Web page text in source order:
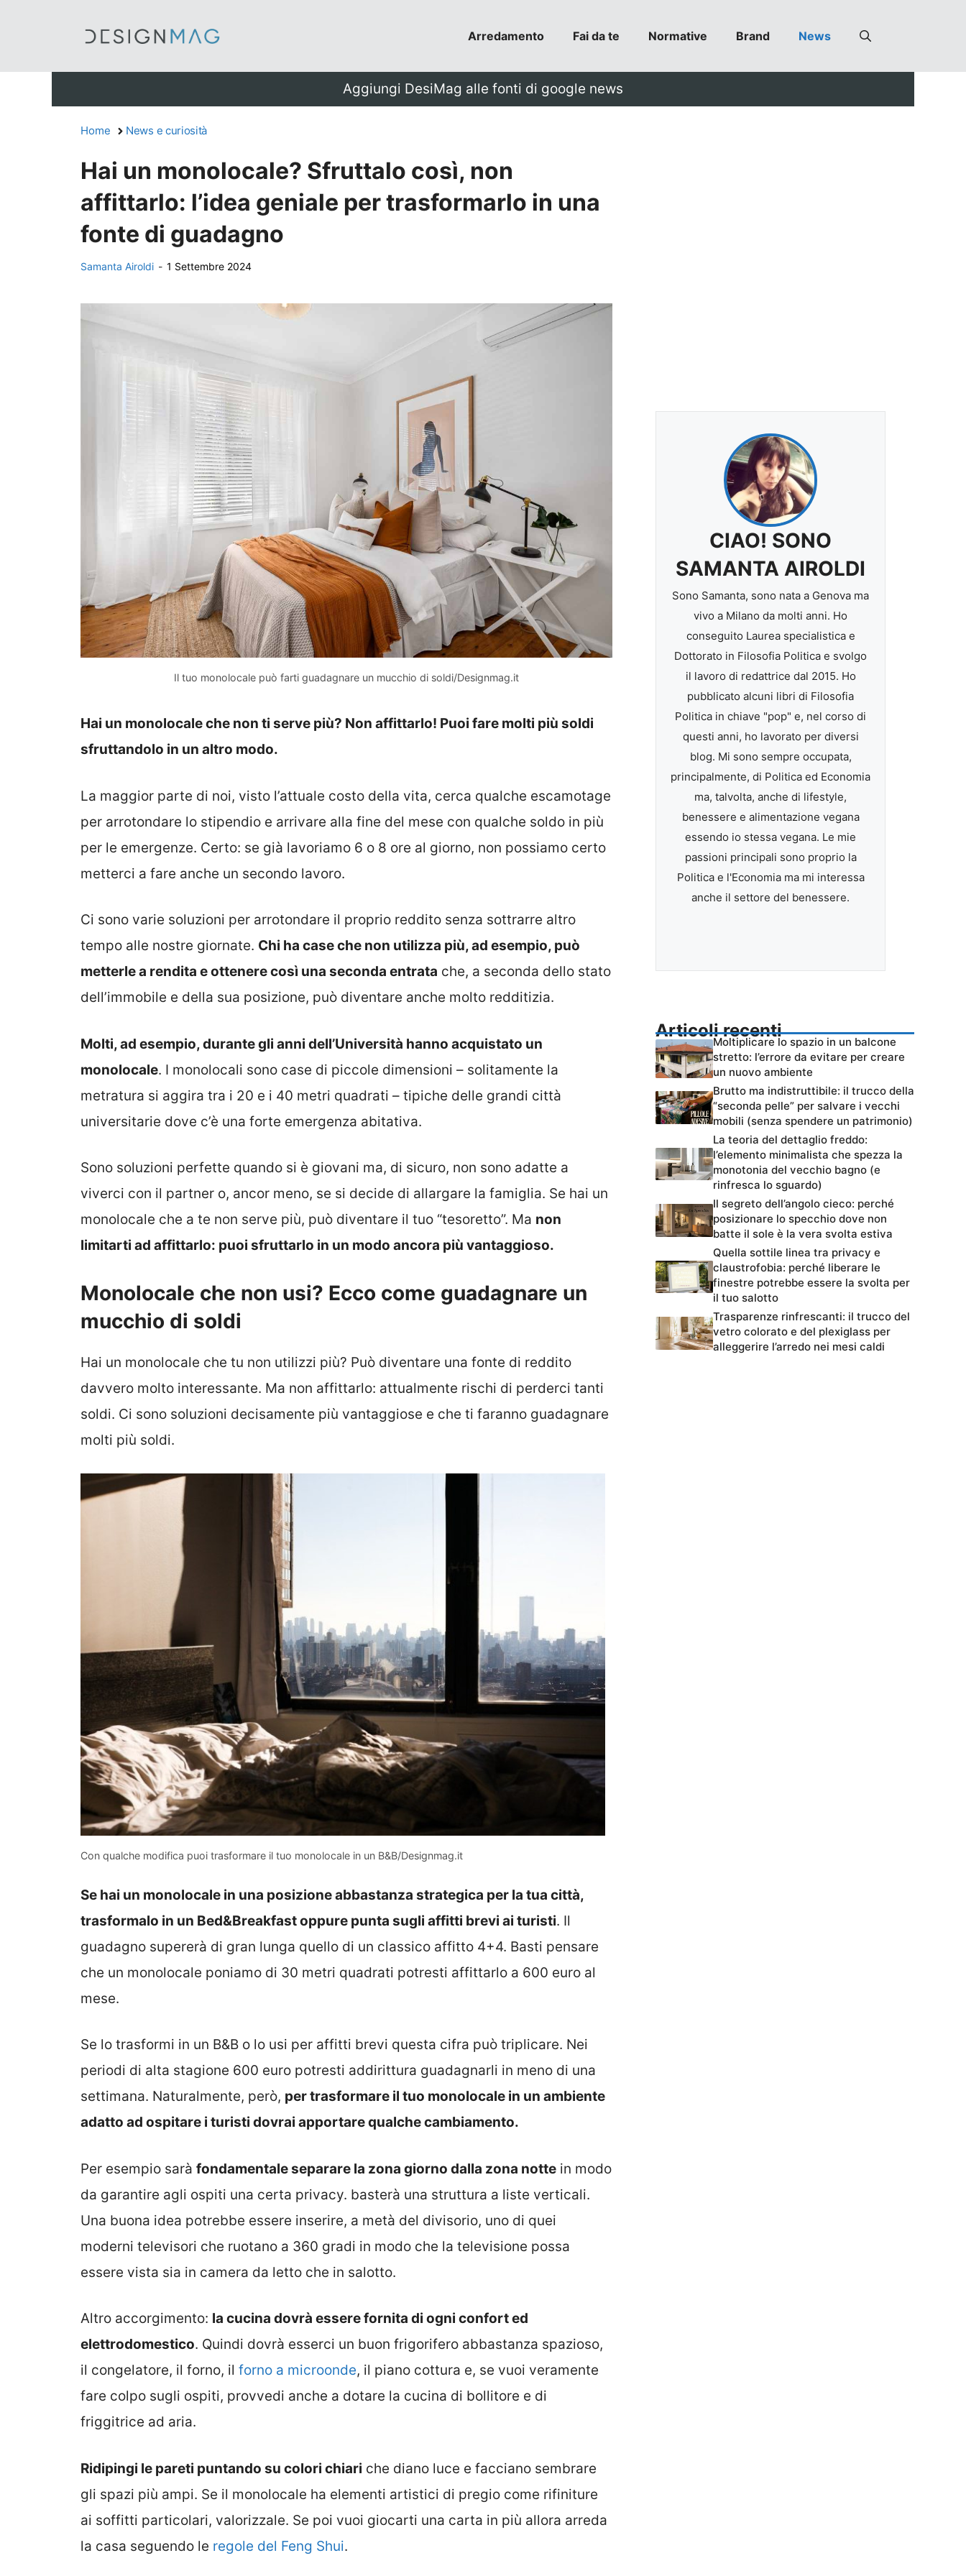
Arredamento Fai da te Normative Brand News
Aggiungi DesiMag alle fonti di google news
Home News e curiosità
Hai un monolocale? Sfruttalo così, non
affittarlo: l’idea geniale per trasformarlo in una
fonte di guadagno
Samanta Airoldi - 1 Settembre 2024
Il tuo monolocale può farti guadagnare un mucchio di soldi/Designmag.it
Hai un monolocale che non ti serve più? Non affittarlo! Puoi fare molti più soldi
sfruttandolo in un altro modo.
La maggior parte di noi, visto l’attuale costo della vita, cerca qualche escamotage
per arrotondare lo stipendio e arrivare alla fine del mese con qualche soldo in più
per le emergenze. Certo: se già lavoriamo 6 o 8 ore al giorno, non possiamo certo
metterci a fare anche un secondo lavoro.
Ci sono varie soluzioni per arrotondare il proprio reddito senza sottrarre altro
tempo alle nostre giornate. Chi ha case che non utilizza più, ad esempio, può
metterle a rendita e ottenere così una seconda entrata che, a seconda dello stato
dell’immobile e della sua posizione, può diventare anche molto redditizia.
Molti, ad esempio, durante gli anni dell’Università hanno acquistato un
monolocale. I monolocali sono case di piccole dimensioni – solitamente la
metratura si aggira tra i 20 e i 40 metri quadrati – tipiche delle grandi città
universitarie dove c’è una forte emergenza abitativa.
Sono soluzioni perfette quando si è giovani ma, di sicuro, non sono adatte a
viverci con il partner o, ancor meno, se si decide di allargare la famiglia. Se hai un
monolocale che a te non serve più, può diventare il tuo “tesoretto”. Ma non
limitarti ad affittarlo: puoi sfruttarlo in un modo ancora più vantaggioso.
Monolocale che non usi? Ecco come guadagnare un
mucchio di soldi
Hai un monolocale che tu non utilizzi più? Può diventare una fonte di reddito
davvero molto interessante. Ma non affittarlo: attualmente rischi di perderci tanti
soldi. Ci sono soluzioni decisamente più vantaggiose e che ti faranno guadagnare
molti più soldi.
Con qualche modifica puoi trasformare il tuo monolocale in un B&B/Designmag.it
Se hai un monolocale in una posizione abbastanza strategica per la tua città,
trasformalo in un Bed&Breakfast oppure punta sugli affitti brevi ai turisti. Il
guadagno supererà di gran lunga quello di un classico affitto 4+4. Basti pensare
che un monolocale poniamo di 30 metri quadrati potresti affittarlo a 600 euro al
mese.
Se lo trasformi in un B&B o lo usi per affitti brevi questa cifra può triplicare. Nei
periodi di alta stagione 600 euro potresti addirittura guadagnarli in meno di una
settimana. Naturalmente, però, per trasformare il tuo monolocale in un ambiente
adatto ad ospitare i turisti dovrai apportare qualche cambiamento.
Per esempio sarà fondamentale separare la zona giorno dalla zona notte in modo
da garantire agli ospiti una certa privacy. basterà una struttura a liste verticali.
Una buona idea potrebbe essere inserire, a metà del divisorio, uno di quei
moderni televisori che ruotano a 360 gradi in modo che la televisione possa
essere vista sia in camera da letto che in salotto.
Altro accorgimento: la cucina dovrà essere fornita di ogni confort ed
elettrodomestico. Quindi dovrà esserci un buon frigorifero abbastanza spazioso,
il congelatore, il forno, il forno a microonde, il piano cottura e, se vuoi veramente
fare colpo sugli ospiti, provvedi anche a dotare la cucina di bollitore e di
friggitrice ad aria.
Ridipingi le pareti puntando su colori chiari che diano luce e facciano sembrare
gli spazi più ampi. Se il monolocale ha elementi artistici di pregio come rifiniture
ai soffitti particolari, valorizzale. Se poi vuoi giocarti una carta in più allora arreda
la casa seguendo le regole del Feng Shui.
CIAO! SONO
SAMANTA AIROLDI
Sono Samanta, sono nata a Genova ma
vivo a Milano da molti anni. Ho
conseguito Laurea specialistica e
Dottorato in Filosofia Politica e svolgo
il lavoro di redattrice dal 2015. Ho
pubblicato alcuni libri di Filosofia
Politica in chiave "pop" e, nel corso di
questi anni, ho lavorato per diversi
blog. Mi sono sempre occupata,
principalmente, di Politica ed Economia
ma, talvolta, anche di lifestyle,
benessere e alimentazione vegana
essendo io stessa vegana. Le mie
passioni principali sono proprio la
Politica e l'Economia ma mi interessa
anche il settore del benessere.
Articoli recenti
Moltiplicare lo spazio in un balcone
stretto: l’errore da evitare per creare
un nuovo ambiente
Brutto ma indistruttibile: il trucco della
“seconda pelle” per salvare i vecchi
mobili (senza spendere un patrimonio)
La teoria del dettaglio freddo:
l’elemento minimalista che spezza la
monotonia del vecchio bagno (e
rinfresca lo sguardo)
Il segreto dell’angolo cieco: perché
posizionare lo specchio dove non
batte il sole è la vera svolta estiva
Quella sottile linea tra privacy e
claustrofobia: perché liberare le
finestre potrebbe essere la svolta per
il tuo salotto
Trasparenze rinfrescanti: il trucco del
vetro colorato e del plexiglass per
alleggerire l’arredo nei mesi caldi